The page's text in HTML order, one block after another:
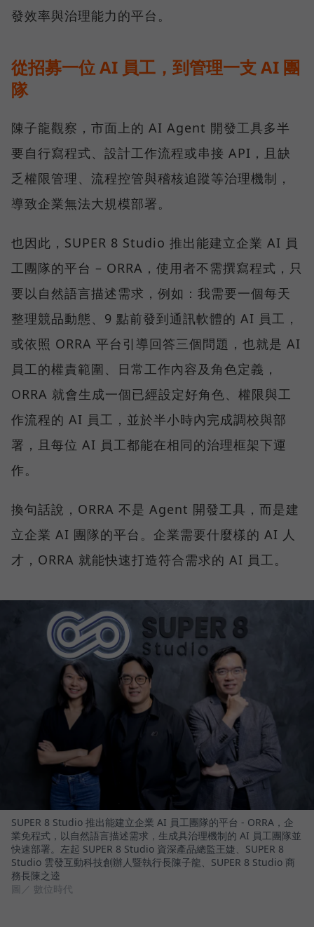
發效率與治理能力的平台。
從招募一位 AI 員工，到管理一支 AI 團
隊
陳子龍觀察，市面上的 AI Agent 開發工具多半
要自行寫程式、設計工作流程或串接 API，且缺
乏權限管理、流程控管與稽核追蹤等治理機制，
導致企業無法大規模部署。
也因此，SUPER 8 Studio 推出能建立企業 AI 員
工團隊的平台 – ORRA，使用者不需撰寫程式，只
要以自然語言描述需求，例如：我需要一個每天
整理競品動態、9 點前發到通訊軟體的 AI 員工，
或依照 ORRA 平台引導回答三個問題，也就是 AI
員工的權責範圍、日常工作內容及角色定義，
ORRA 就會生成一個已經設定好角色、權限與工
作流程的 AI 員工，並於半小時內完成調校與部
署，且每位 AI 員工都能在相同的治理框架下運
作。
換句話說，ORRA 不是 Agent 開發工具，而是建
立企業 AI 團隊的平台。企業需要什麼樣的 AI 人
才，ORRA 就能快速打造符合需求的 AI 員工。
SUPER 8 Studio 推出能建立企業 AI 員工團隊的平台 - ORRA，企
業免程式，以自然語言描述需求，生成具治理機制的 AI 員工團隊並
快速部署。左起 SUPER 8 Studio 資深產品總監王婕、SUPER 8
Studio 雲發互動科技創辦人暨執行長陳子龍、SUPER 8 Studio 商
務長陳之逵
圖／ 數位時代